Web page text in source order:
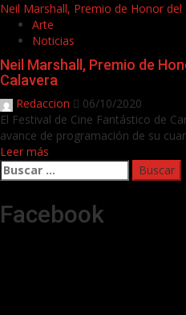
Neil Marshall, Premio de Honor del
Arte
Noticias
Neil Marshall, Premio de
Calavera
Redaccion
06/10/2020
El Festival de Cine Fantástico de
avance de programación de su
Leer más
Buscar:
Facebook